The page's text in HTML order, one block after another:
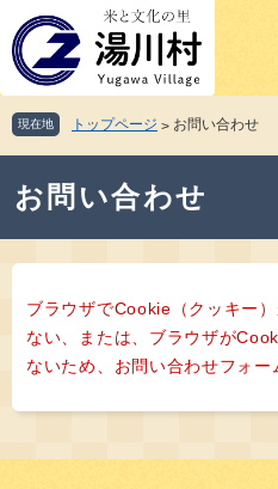
ー
ジ
先
頭
す。
ニ
ュ
を
飛
て
本
文
現在地 トップページ > お問い合わせ
お問い合わせ
ブラウザでCookie（クッキー
ない、または、ブラウザが
ないため、お問い合わせフォー